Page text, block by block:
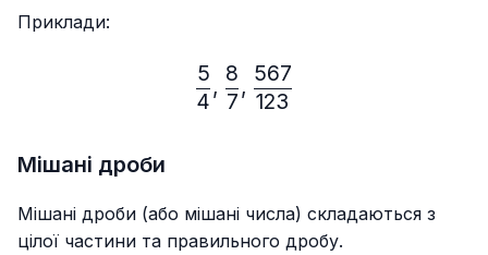
Приклади:
4
5
,
7
8
,
123
567
Мішані дроби
Мішані дроби (або мішані числа) складаються з
цілої частини та правильного дробу.